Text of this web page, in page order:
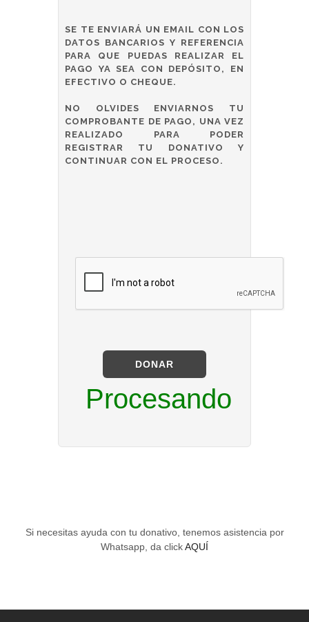
SE TE ENVIARÁ UN EMAIL CON LOS
DATOS BANCARIOS Y REFERENCIA
PARA QUE PUEDAS REALIZAR EL
PAGO YA SEA CON DEPÓSITO, EN
EFECTIVO O CHEQUE.
NO OLVIDES ENVIARNOS TU
COMPROBANTE DE PAGO, UNA VEZ
REALIZADO PARA PODER
REGISTRAR TU DONATIVO Y
CONTINUAR CON EL PROCESO.
DONAR
Procesando
Si necesitas ayuda con tu donativo, tenemos asistencia por
Whatsapp, da clickAQUÍ